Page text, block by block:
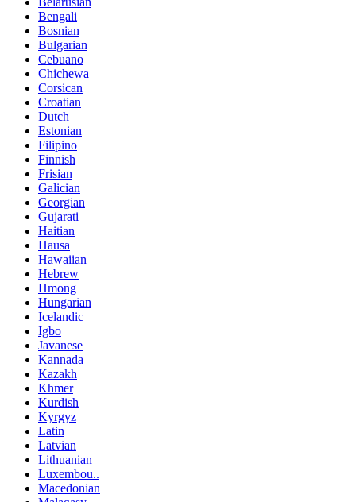
Bengali
Bosnian
Bulgarian
Cebuano
Chichewa
Corsican
Croatian
Dutch
Estonian
Filipino
Finnish
Frisian
Galician
Georgian
Gujarati
Haitian
Hausa
Hawaiian
Hebrew
Hmong
Hungarian
Icelandic
Igbo
Javanese
Kannada
Kazakh
Khmer
Kurdish
Kyrgyz
Latin
Latvian
Lithuanian
Luxembou..
Macedonian